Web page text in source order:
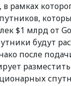
$1 млрд от
будут
после